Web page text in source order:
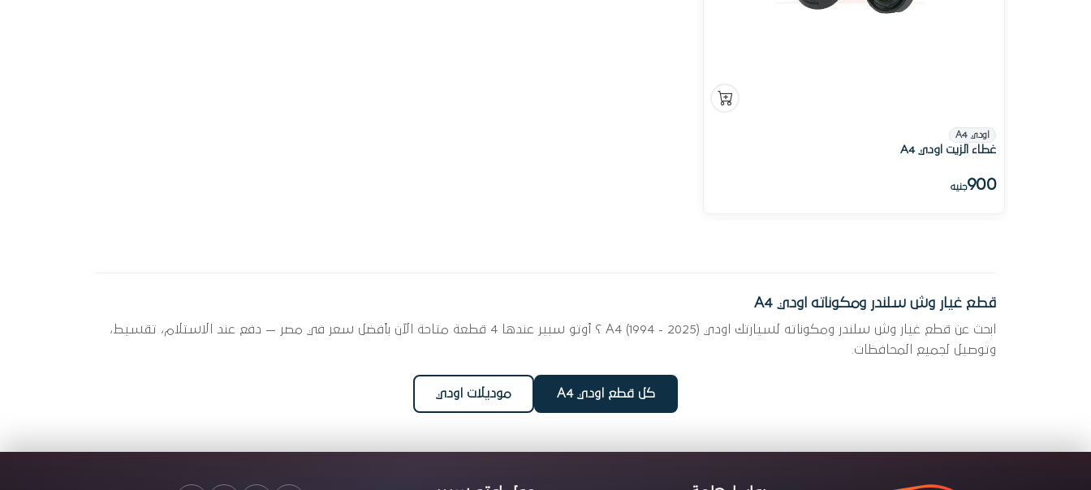
اودي A4
غطاء الزيت اودي A4
900جنيه
قطع غيار وش سلندر ومكوناته اودي A4
ابحث عن قطع غيار وش سلندر ومكوناته لسيارتك اودي A4 (1994 - 2025) ؟ أوتو سبير عندها 4 قطعة متاحة الآن بأفضل سعر في مصر — دفع عند الاستلام، تقسيط،
وتوصيل لجميع المحافظات.
كل قطع اودي A4 موديلات اودي